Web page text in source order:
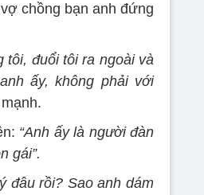
chồng bạn anh đứng
tôi, đuổi tôi ra ngoài và
ấy, không phải với
“Anh ấy là người đàn
gái”.
đâu rồi? Sao anh dám